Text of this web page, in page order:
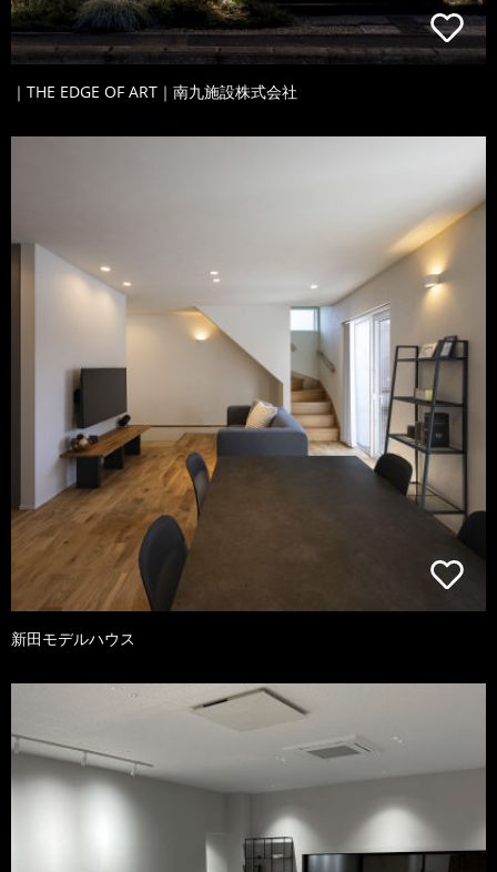
｜THE EDGE OF ART｜南九施設株式会社
新田モデルハウス